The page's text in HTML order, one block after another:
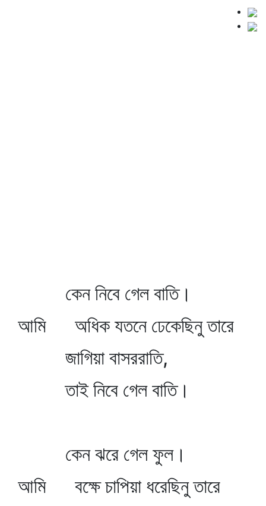
কেন নিবে গেল বাতি।
আমি অধিক যতনে ঢেকেছিনু তারে
জাগিয়া বাসররাতি,
তাই নিবে গেল বাতি।
কেন ঝরে গেল ফুল।
আমি বক্ষে চাপিয়া ধরেছিনু তারে